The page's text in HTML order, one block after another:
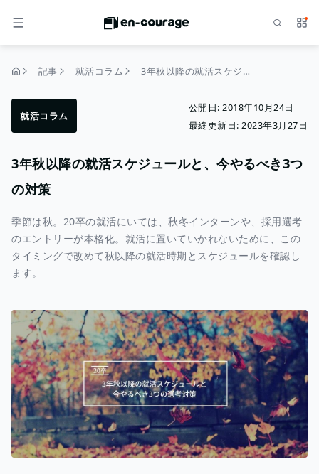
メニュー サ
記事 就活コラム 3年秋以降の就活スケジュールと、今やるべき3つの対策
就活コラム
公開日: 2018年10月24日
最終更新日: 2023年3月27日
3年秋以降の就活スケジュールと、今やるべき3つ
の対策
季節は秋。20卒の就活にいては、秋冬インターンや、採用選考
のエントリーが本格化。就活に置いていかれないために、この
タイミングで改めて秋以降の就活時期とスケジュールを確認し
ます。